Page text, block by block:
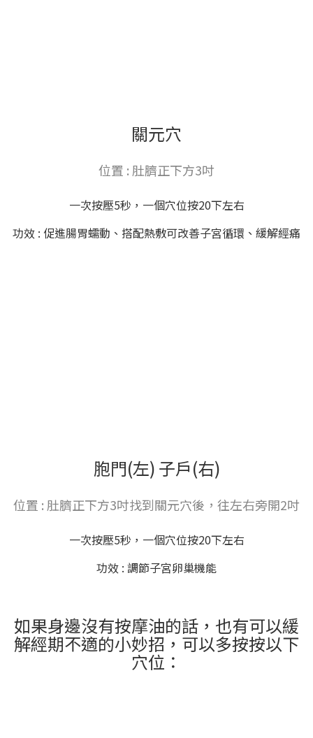
關元穴
位置 : 肚臍正下方3吋
一次按壓5秒，一個穴位按20下左右
功效 : 促進腸胃蠕動、搭配熱敷可改善子宮循環、緩解經痛
胞門(左) 子戶(右)
位置 : 肚臍正下方3吋找到關元穴後，往左右旁開2吋
一次按壓5秒，一個穴位按20下左右
功效 : 調節子宮卵巢機能
如果身邊沒有按摩油的話，也有可以緩
解經期不適的小妙招，可以多按按以下
穴位：